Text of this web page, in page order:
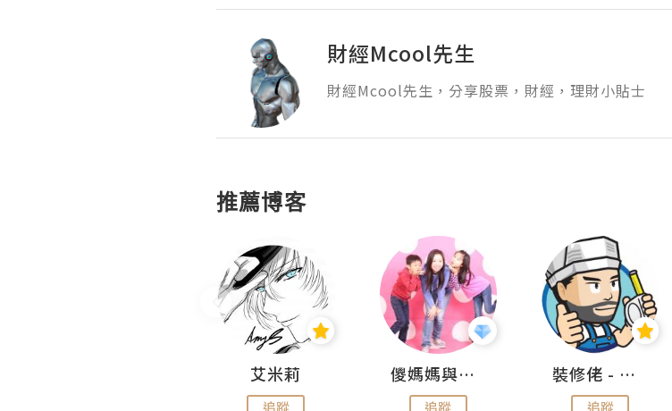
財經Mcool先生
財經Mcool先生，分享股票，財經，理財小貼士
推薦博客
艾米莉
追蹤
儍媽媽與兩隻小魔怪之家
追蹤
裝修佬 - 香港一站式網上裝修平台
追蹤